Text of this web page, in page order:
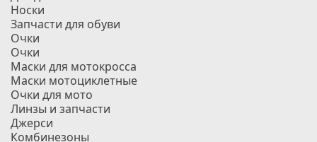
Носки
Запчасти для обуви
Очки
Очки
Маски для мотокросса
Маски мотоциклетные
Очки для мото
Линзы и запчасти
Джерси
Комбинезоны